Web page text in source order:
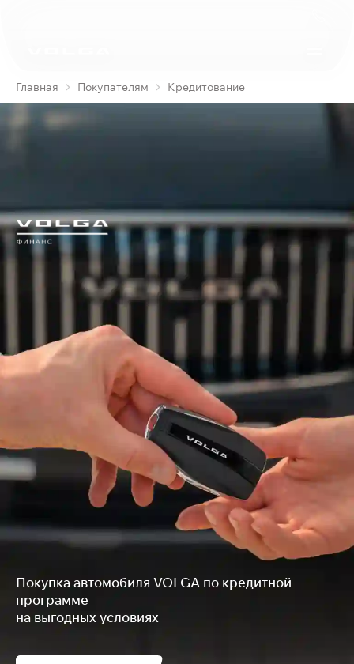
Главная Покупателям Кредитование
Покупка автомобиля VOLGA по кредитной
программе
на выгодных условиях